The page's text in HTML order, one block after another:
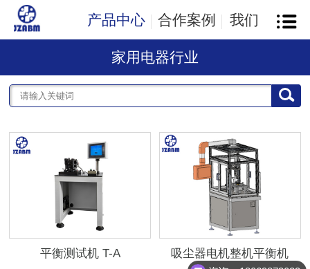
产品中心 合作案例 我们
家用电器行业
平衡测试机 T-A 吸尘器电机整机平衡机